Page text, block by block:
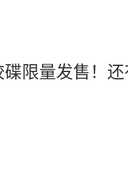
碟限量发售！